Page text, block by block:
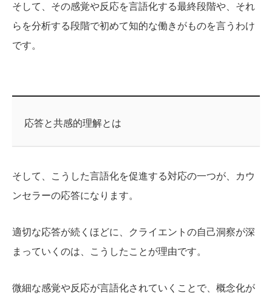
そして、その感覚や反応を言語化する最終段階や、それ
らを分析する段階で初めて知的な働きがものを言うわけ
です。
応答と共感的理解とは
そして、こうした言語化を促進する対応の一つが、カウ
ンセラーの応答になります。
適切な応答が続くほどに、クライエントの自己洞察が深
まっていくのは、こうしたことが理由です。
微細な感覚や反応が言語化されていくことで、概念化が